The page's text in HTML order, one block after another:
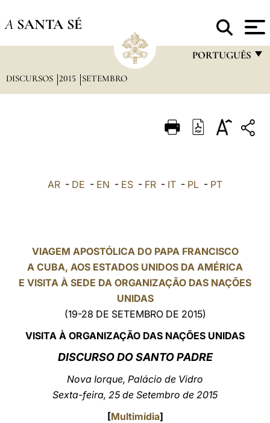
A SANTA SÉ
PORTUGUÊS
ITALIANO
中文
LATINE
DISCURSOS 2015 SETEMBRO
AR - DE - EN - ES - FR - IT - PL - PT
VIAGEM APOSTÓLICA DO PAPA FRANCISCO
A CUBA, AOS ESTADOS UNIDOS DA AMÉRICA
E VISITA À SEDE DA ORGANIZAÇÃO DAS NAÇÕES
UNIDAS
(19-28 DE SETEMBRO DE 2015)
VISITA À ORGANIZAÇÃO DAS NAÇÕES UNIDAS
DISCURSO DO SANTO PADRE
Nova Iorque, Palácio de Vidro
Sexta-feira, 25 de Setembro de 2015
[Multimídia]